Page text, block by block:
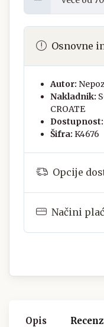
Osnovne
Autor:
Nakladnik:
CROATE
Dostupnost:
Šifra: K4676
Opcije
Načini
Opis